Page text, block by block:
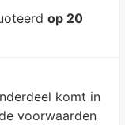
op 20
komt in
voorwaarden